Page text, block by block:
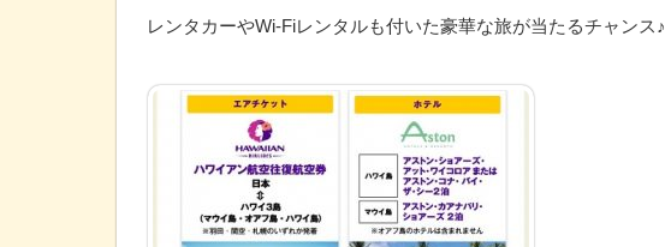
レンタカーやWi-Fiレンタルも付いた豪華な旅が当たるチャンス♪